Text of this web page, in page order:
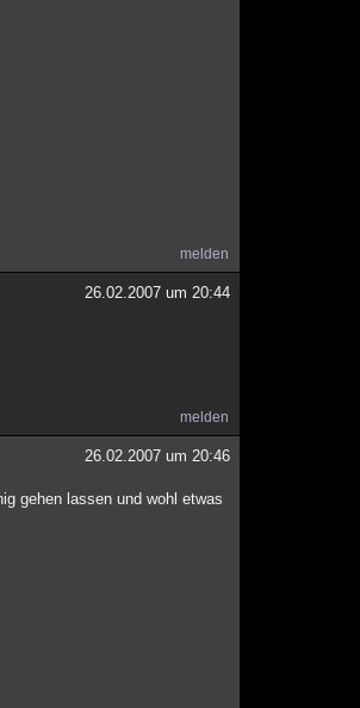
melden
26.02.2007 um 20:44
melden
26.02.2007 um 20:46
gehen lassen und wohl etwas